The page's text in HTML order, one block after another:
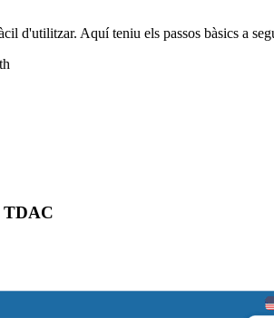
d'utilitzar. Aquí teniu els passos bàsics a